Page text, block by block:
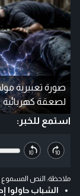
صورة تعبيرية
لصعقة كهربائية
استمع للخبر:
ملاحظة: النص المسموع
الشباب حاولوا